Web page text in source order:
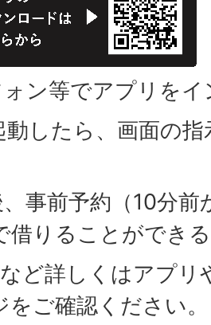
ン等でアプリを
したら、画面の
事前予約（10分
借りることができ
ど詳しくはアプリ
ご確認ください。